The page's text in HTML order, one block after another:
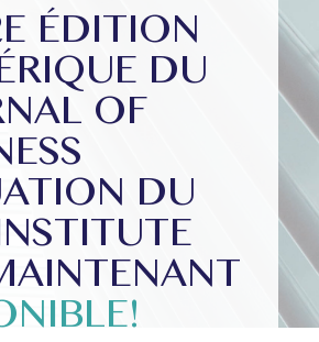
ÉDITION
DU
OF
DU